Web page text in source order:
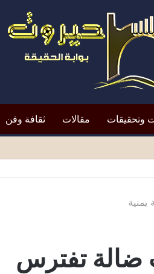
وتحقيقات مقالات ثقافة وفن
ضالة تفترس